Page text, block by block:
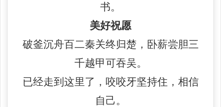
书。
美好祝愿
破釜沉舟百二秦关终归楚，卧薪尝胆三
千越甲可吞吴。
已经走到这里了，咬咬牙坚持住，相信
自己。